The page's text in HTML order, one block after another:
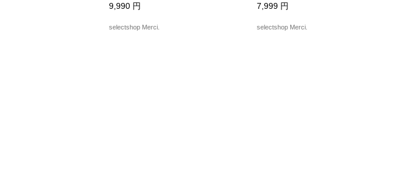
ト ワイドレッグ ワイドレッグ ゆった
9,990 円
selectshop Merci.
7,999 円
selectshop Merci.